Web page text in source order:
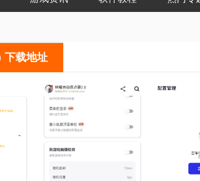
下载地址